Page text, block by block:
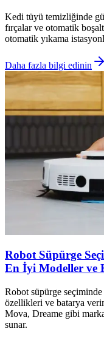
Kedi tüyü temizliğinde
fırçalar ve otomatik
otomatik yıkama
Daha fazla bilgi edinin
Robot Süpürge
En İyi Modeller ve
Robot süpürge
özellikleri ve batarya
Mova, Dreame gibi
sunar.